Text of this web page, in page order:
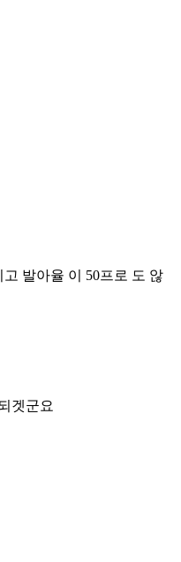
발아율 이 50프로 도 않
겟군요